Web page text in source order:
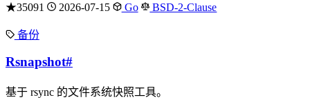
★35091 2026-07-15 Go BSD-2-Clause
备份
Rsnapshot#
基于 rsync 的文件系统快照工具。